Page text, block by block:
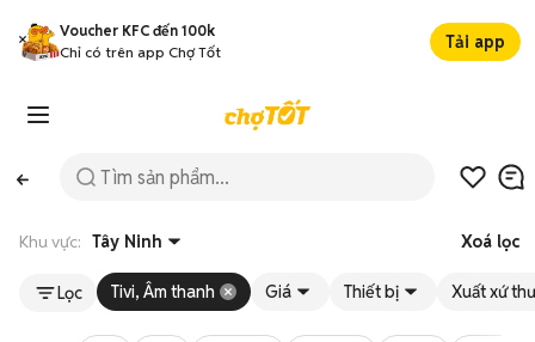
Voucher KFC đến 100k
Chỉ có trên app Chợ Tốt
Tải app
Khu vực: Tây Ninh Xoá lọc
Lọc Tivi, Âm thanh Giá Thiết bị Xuất xứ